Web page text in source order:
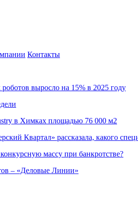
Контакты
выросло на 15% в 2025 году
в Химках площадью 76 000 м2
Квартал» рассказала, какого
массу при банкротстве?
– «Деловые Линии»